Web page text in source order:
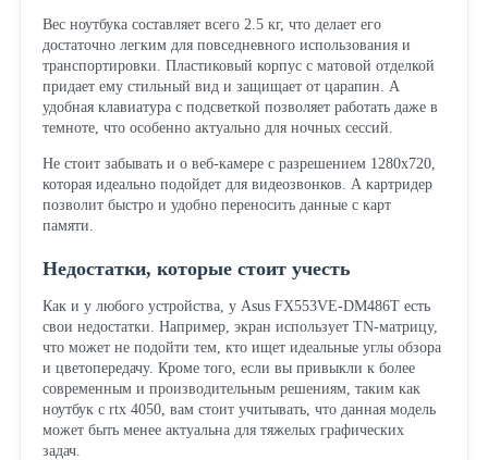
Вес ноутбука составляет всего 2.5 кг, что делает его
достаточно легким для повседневного использования и
транспортировки. Пластиковый корпус с матовой отделкой
придает ему стильный вид и защищает от царапин. А
удобная клавиатура с подсветкой позволяет работать даже в
темноте, что особенно актуально для ночных сессий.
Не стоит забывать и о веб-камере с разрешением 1280x720,
которая идеально подойдет для видеозвонков. А картридер
позволит быстро и удобно переносить данные с карт
памяти.
Недостатки, которые стоит учесть
Как и у любого устройства, у Asus FX553VE-DM486T есть
свои недостатки. Например, экран использует TN-матрицу,
что может не подойти тем, кто ищет идеальные углы обзора
и цветопередачу. Кроме того, если вы привыкли к более
современным и производительным решениям, таким как
ноутбук с rtx 4050, вам стоит учитывать, что данная модель
может быть менее актуальна для тяжелых графических
задач.